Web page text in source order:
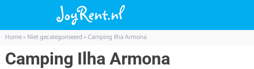
Home»Niet gecategoriseerd»Camping Ilha Armona
Camping Ilha Armona